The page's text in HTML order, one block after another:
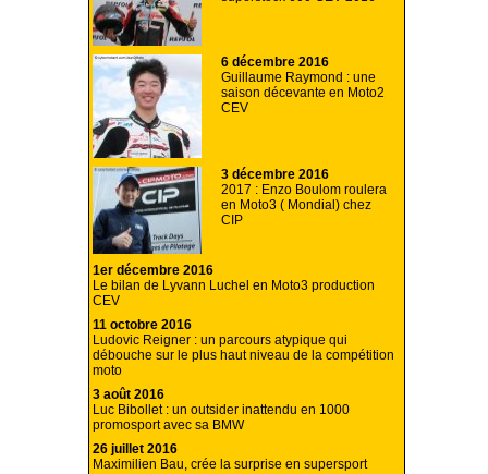
6 décembre 2016
Guillaume Raymond : une
saison décevante en Moto2
CEV
3 décembre 2016
2017 : Enzo Boulom roulera
en Moto3 ( Mondial) chez
CIP
1er décembre 2016
Le bilan de Lyvann Luchel en Moto3 production
CEV
11 octobre 2016
Ludovic Reigner : un parcours atypique qui
débouche sur le plus haut niveau de la compétition
moto
3 août 2016
Luc Bibollet : un outsider inattendu en 1000
promosport avec sa BMW
26 juillet 2016
Maximilien Bau, crée la surprise en supersport